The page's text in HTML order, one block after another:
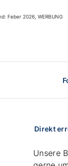
Feber 2026, WERBUNG
Direkt
Unsere